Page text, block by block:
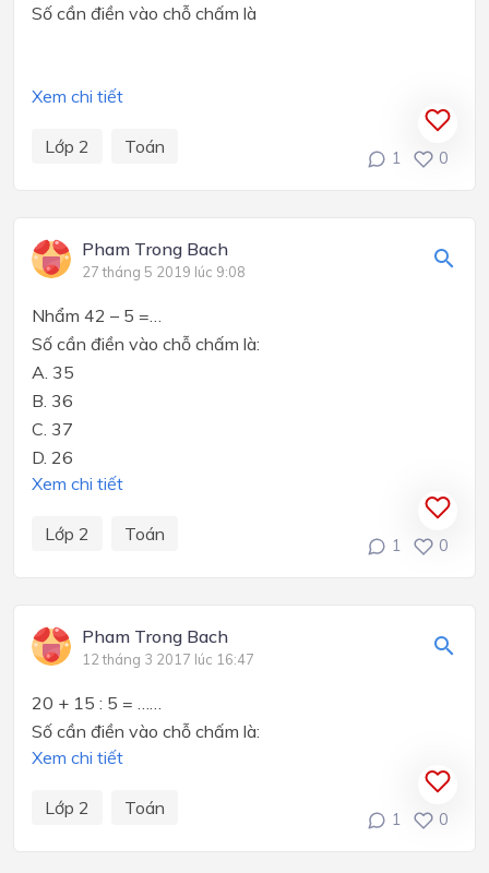
Số cần điền vào chỗ chấm là
Xem chi tiết
Lớp 2 Toán
1 0
Pham Trong Bach
27 tháng 5 2019 lúc 9:08
Nhẩm 42 – 5 =…
Số cần điền vào chỗ chấm là:
A. 35
B. 36
C. 37
D. 26
Xem chi tiết
Lớp 2 Toán
1 0
Pham Trong Bach
12 tháng 3 2017 lúc 16:47
20 + 15 : 5 = ……
Số cần điền vào chỗ chấm là:
Xem chi tiết
Lớp 2 Toán
1 0